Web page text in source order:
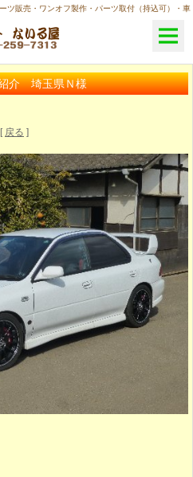
販売・ワンオフ製作・パーツ取付（持込可）・車
介 埼玉県Ｎ様
[ 戻る ]